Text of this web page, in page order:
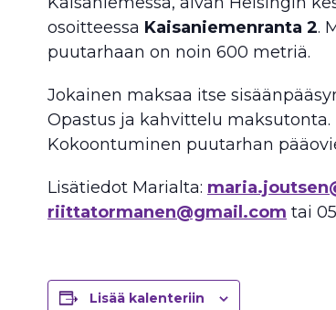
osoitteessa Kaisaniemenranta 2.
puutarhaan on noin 600 metriä.
Jokainen maksaa itse
Opastus ja kahvittelu
Kokoontuminen puutarhan
Lisätiedot Marialta:
riittatormanen@gmail.com tai
Lisää kalenteriin